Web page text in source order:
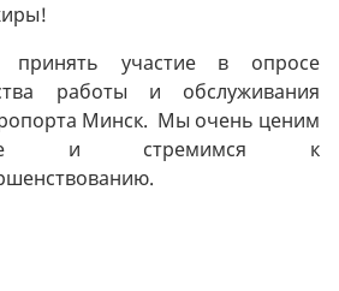
принять участие в опросе
работы и обслуживания
Минск. Мы очень ценим
и стремимся к